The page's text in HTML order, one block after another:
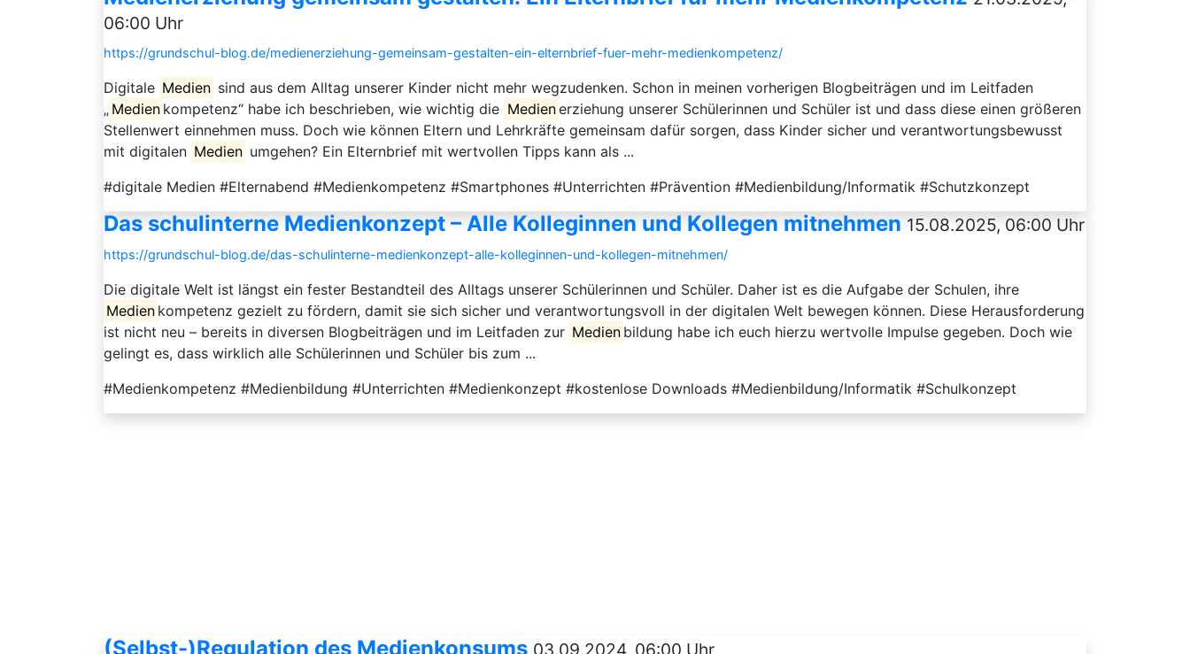
06:00 Uhr
https://grundschul-blog.de/medienerziehung-gemeinsam-gestalten-ein-elternbrief-fuer-mehr-medienkompetenz/
Digitale Medien sind aus dem Alltag unserer Kinder nicht mehr wegzudenken. Schon in meinen vorherigen Blogbeiträgen und im Leitfaden
„ Medien kompetenz“ habe ich beschrieben, wie wichtig die Medienerziehung unserer Schülerinnen und Schüler ist und dass diese einen größeren
Stellenwert einnehmen muss. Doch wie können Eltern und Lehrkräfte gemeinsam dafür sorgen, dass Kinder sicher und verantwortungsbewusst
mit digitalen Medien umgehen? Ein Elternbrief mit wertvollen Tipps kann als ...
#digitale Medien #Elternabend #Medienkompetenz #Smartphones #Unterrichten #Prävention #Medienbildung/Informatik #Schutzkonzept
Das schulinterne Medienkonzept – Alle Kolleginnen und Kollegen mitnehmen 15.08.2025, 06:00 Uhr
https://grundschul-blog.de/das-schulinterne-medienkonzept-alle-kolleginnen-und-kollegen-mitnehmen/
Die digitale Welt ist längst ein fester Bestandteil des Alltags unserer Schülerinnen und Schüler. Daher ist es die Aufgabe der Schulen, ihre
Medien kompetenz gezielt zu fördern, damit sie sich sicher und verantwortungsvoll in der digitalen Welt bewegen können. Diese Herausforderung
ist nicht neu – bereits in diversen Blogbeiträgen und im Leitfaden zur Medien bildung habe ich euch hierzu wertvolle Impulse gegeben. Doch wie
gelingt es, dass wirklich alle Schülerinnen und Schüler bis zum ...
#Medienkompetenz #Medienbildung #Unterrichten #Medienkonzept #kostenlose Downloads #Medienbildung/Informatik #Schulkonzept
(Selbst-)Regulation des Medienkonsums 03.09.2024, 06:00 Uhr